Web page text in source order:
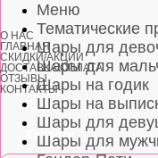
О НАС
ГЛАВНАЯ
СКИДКИ/АКЦИИ
ДОСТАВКА/ОПЛАТА
ОТЗЫВЫ
КОНТАКТЫ
Каталог
Каталог
Меню
Тематические
Шары для
Шары для
Шары на годик
Шары на
Шары для
Шары для